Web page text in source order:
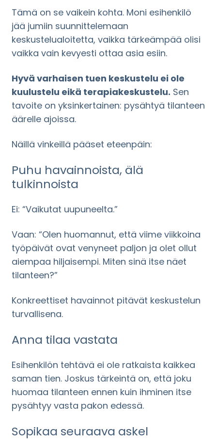
Tämä on se vaikein kohta. Moni esihenkilö
jää jumiin suunnittelemaan
keskustelualoitetta, vaikka tärkeämpää olisi
vaikka vain kevyesti ottaa asia esiin.
Hyvä varhaisen tuen keskustelu ei ole
kuulustelu eikä terapiakeskustelu. Sen
tavoite on yksinkertainen: pysähtyä tilanteen
äärelle ajoissa.
Näillä vinkeillä pääset eteenpäin:
Puhu havainnoista, älä
tulkinnoista
Ei: “Vaikutat uupuneelta.”
Vaan: “Olen huomannut, että viime viikkoina
työpäivät ovat venyneet paljon ja olet ollut
aiempaa hiljaisempi. Miten sinä itse näet
tilanteen?”
Konkreettiset havainnot pitävät keskustelun
turvallisena.
Anna tilaa vastata
Esihenkilön tehtävä ei ole ratkaista kaikkea
saman tien. Joskus tärkeintä on, että joku
huomaa tilanteen ennen kuin ihminen itse
pysähtyy vasta pakon edessä.
Sopikaa seuraava askel